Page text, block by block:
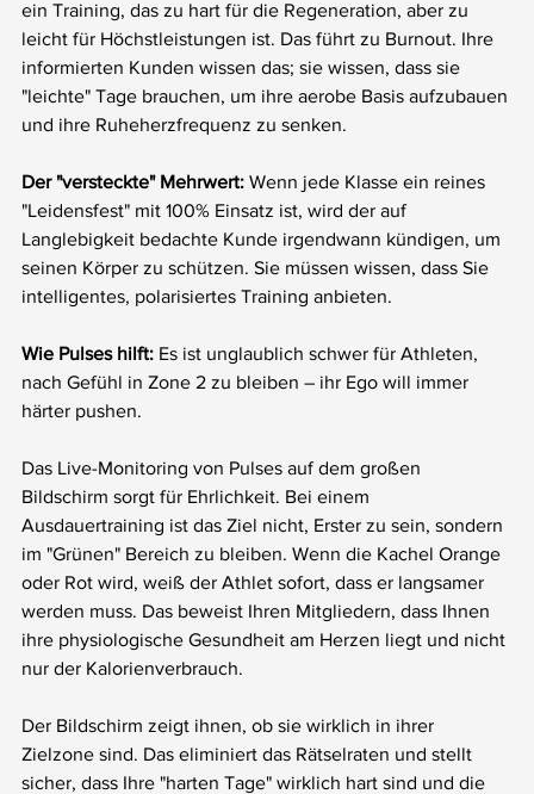
ein Training, das zu hart für die Regeneration, aber zu
leicht für Höchstleistungen ist. Das führt zu Burnout. Ihre
informierten Kunden wissen das; sie wissen, dass sie
"leichte" Tage brauchen, um ihre aerobe Basis aufzubauen
und ihre Ruheherzfrequenz zu senken.
Der "versteckte" Mehrwert: Wenn jede Klasse ein reines
"Leidensfest" mit 100% Einsatz ist, wird der auf
Langlebigkeit bedachte Kunde irgendwann kündigen, um
seinen Körper zu schützen. Sie müssen wissen, dass Sie
intelligentes, polarisiertes Training anbieten.
Wie Pulses hilft: Es ist unglaublich schwer für Athleten,
nach Gefühl in Zone 2 zu bleiben – ihr Ego will immer
härter pushen.
Das Live-Monitoring von Pulses auf dem großen
Bildschirm sorgt für Ehrlichkeit. Bei einem
Ausdauertraining ist das Ziel nicht, Erster zu sein, sondern
im "Grünen" Bereich zu bleiben. Wenn die Kachel Orange
oder Rot wird, weiß der Athlet sofort, dass er langsamer
werden muss. Das beweist Ihren Mitgliedern, dass Ihnen
ihre physiologische Gesundheit am Herzen liegt und nicht
nur der Kalorienverbrauch.
Der Bildschirm zeigt ihnen, ob sie wirklich in ihrer
Zielzone sind. Das eliminiert das Rätselraten und stellt
sicher, dass Ihre "harten Tage" wirklich hart sind und die